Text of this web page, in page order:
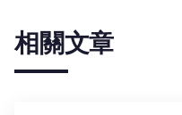
相關文章